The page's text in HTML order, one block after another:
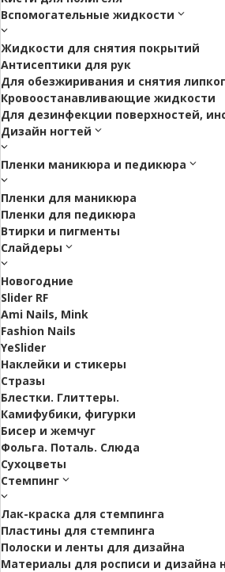
Вспомогательные жидкости
Жидкости для снятия покрытий
Антисептики для рук
Для обезжиривания и снятия
Кровоостанавливающие жидкости
Для дезинфекции поверхностей,
Дизайн ногтей
Пленки маникюра и педикюра
Пленки для маникюра
Пленки для педикюра
Втирки и пигменты
Слайдеры
Новогодние
Slider RF
Ami Nails, Mink
Fashion Nails
YeSlider
Наклейки и стикеры
Стразы
Блестки. Глиттеры.
Камифубики, фигурки
Бисер и жемчуг
Фольга. Поталь. Слюда
Сухоцветы
Стемпинг
Лак-краска для стемпинга
Пластины для стемпинга
Полоски и ленты для дизайна
Материалы для росписи и дизайна